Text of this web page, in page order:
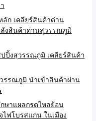
ก เคลียร์สินค้าด่าน
งสินค้าด่านสุวรรณภูมิ
ปิ้งสุวรรณภูมิ เคลียร์สินค้า
รรณภูมิ นำเข้าสินค้าผ่าน
ษาแผลกรดไหลย้อน
ฟโบรสแกน ในเมือง